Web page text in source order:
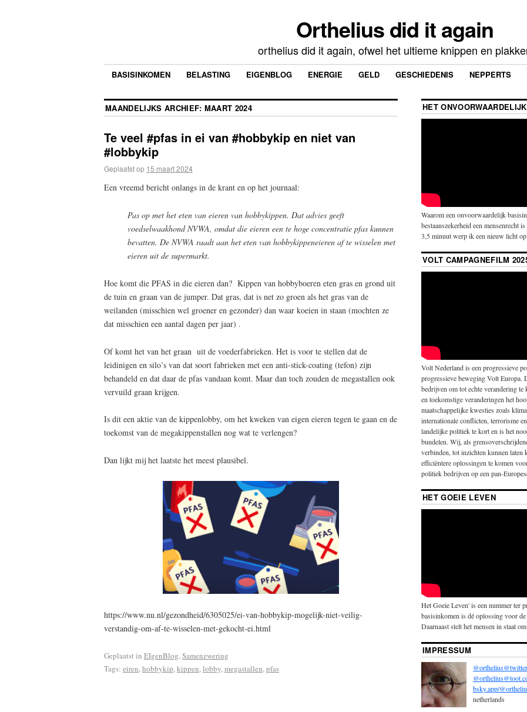
Orthelius did it again
orthelius did it again, ofwel het ultieme knippen en
BASISINKOMEN BELASTING EIGENBLOG ENERGIE GELD GESCHIEDENIS NEPPERTS
MAANDELIJKS ARCHIEF: MAART 2024
Te veel #pfas in ei van #hobbykip en niet van
#lobbykip
Geplaatst op 15 maart 2024
Een vreemd bericht onlangs in de krant en op het journaal:
Pas op met het eten van eieren van hobbykippen. Dat advies geeft
voedselwaakhond NVWA, omdat die eieren een te hoge concentratie pfas kunnen
bevatten. De NVWA raadt aan het eten van hobbykippeneieren af te wisselen met
eieren uit de supermarkt.
Hoe komt die PFAS in die eieren dan? Kippen van hobbyboeren eten gras en grond uit
de tuin en graan van de jumper. Dat gras, dat is net zo groen als het gras van de
weilanden (misschien wel groener en gezonder) dan waar koeien in staan (mochten ze
dat misschien een aantal dagen per jaar) .
Of komt het van het graan uit de voederfabrieken. Het is voor te stellen dat de
leidinigen en silo’s van dat soort fabrieken met een anti-stick-coating (tefon) zijn
behandeld en dat daar de pfas vandaan komt. Maar dan toch zouden de megastallen ook
vervuild graan krijgen.
Is dit een aktie van de kippenlobby, om het kweken van eigen eieren tegen te gaan en de
toekomst van de megakippenstallen nog wat te verlengen?
Dan lijkt mij het laatste het meest plausibel.
https://www.nu.nl/gezondheid/6305025/ei-van-hobbykip-mogelijk-niet-veilig-
verstandig-om-af-te-wisselen-met-gekocht-ei.html
Geplaatst in EIgenBlog, Samenzwering
Tags: eiren, hobbykip, kippen, lobby, megastallen, pfas
HET
Waarom een onvoorwaardelijk
bestaanszekerheid een mensenrecht
3,5 minuut werp ik een nieuw licht
VOLT CAMPAGNEFILM
Volt Nederland is een progressieve
progressieve beweging Volt Europa.
bedrijven om tot echte verandering
en toekomstige veranderingen het
maatschappelijke kwesties zoals
internationale conflicten, terrorisme
landelijke politiek te kort en is het
bundelen. Wij, als
verbinden, tot inzichten kunnen laten
efficiëntere oplossingen te komen
politiek bedrijven op een pan-
HET GOEIE LEVEN
Het Goeie Leven' is een nummer ter
basisinkomen is dé oplossing voor
Daarnaast stelt het mensen in staat
IMPRESSUM
bsky.app/
netherlands